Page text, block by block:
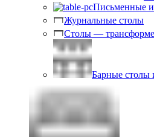
Письменные
Журнальные столы
Столы —
Барные столы